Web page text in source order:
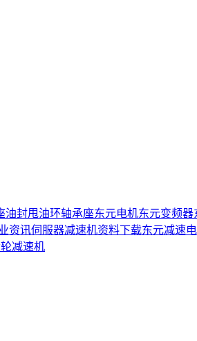
油封甩油环轴承座东元电机东元变频器
资讯伺服器减速机资料下载东元减速
减速机